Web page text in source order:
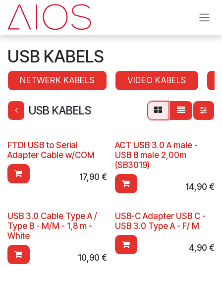
Se rendre au contenu
USB KABELS
NETWERK KABELS VIDEO KABELS
USB KABELS
FTDI USB to Serial
Adapter Cable w/COM
17,90 €
ACT USB 3.0 A male -
USB B male 2,00m
(SB3019)
14,90 €
USB 3.0 Cable Type A /
Type B - M/M - 1,8 m -
White
10,90 €
USB-C Adapter USB C -
USB 3.0 Type A - F/ M
4,90 €